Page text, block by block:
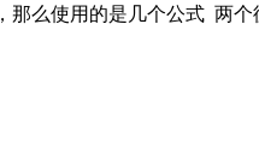
那么使用的是几个公式 两个